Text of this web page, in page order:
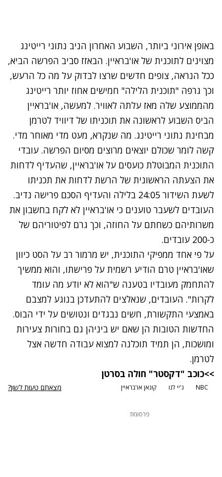
באופן אירוני ביותר, השבוע האחרון הניב נתוני רייטינג
מצוינים לתוכנית של או'בראיין. הבאזז סביב הפרשה הביא,
ככל הנראה, צופים חדשים שרצו לבדוק על מה כל הרעש,
וכך גרפה "תוכנית הלילה" חמישים אחוז יותר רייטינג
מהממוצע שלה מאז עלתה לאוויר. למעשה, או'בראיין
הביס השבוע לראשונה את תוכניתו של דיוויד לטרמן
מבחינת נתוני רייטינג. מה שנקרא, מעט מדי מאוחר מדי.
קשה לומר שכולם יוצאים מרוצים מסיום הפרשה. עובדי
התוכנית המבוטלת כועסים על או'בראיין, שהעדיף לדחות
את הצעתה הראשונית של הרשת לדחות את תכניתו
לשעת השידור 24:05 בלילה והעדיף הסכם פרישה נדיב.
העובדים לשעבר טוענים כי או'בראיין לא לקח בחשבון את
משרותיהם כשחתם על החוזה, וכך גרם לפיטוריהם של
כ-200 עובדים.
על פי אחד ממפיקי התוכנית, יש מרמור רב על הסט כיוון
שאו'בראיין טרם הודיע רשמית על פרישתו, והוא ממשיך
להתחמק מעובדיו בטענה ש"הוא לא יודע מה עומד
לקרות". העובדים, שנאלצים להתעדכן בנוגע למצבם
באמצעי התקשורת, חשים נבגדים ונטושים על ידי הבוס.
החדשות הטובות הן שאם יש ביניהן גם בחורות צעירות
ומושכות, הן תמיד תוכלנה למצוא עבודה חדשה אצל
לטרמן.
>>כוכב "דקסטר" חולה בסרטן
NBC ג'יי לנו קונאן או'בראיין מצאתם טעות לשון?
פרסומת